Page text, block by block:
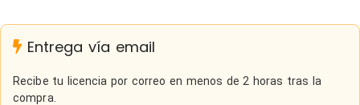
Entrega vía email
Recibe tu licencia por correo en menos de 2 horas tras la
compra.